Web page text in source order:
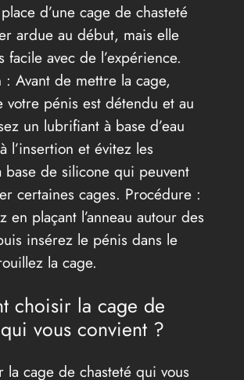
d’une cage de chasteté
ardue au début, mais elle
facile avec de l’expérience.
: Avant de mettre la cage,
votre pénis est détendu et au
un lubrifiant à base d’eau
l’insertion et évitez les
base de silicone qui peuvent
certaines cages. Procédure :
en plaçant l’anneau autour des
insérez le pénis dans le
la cage.
choisir la cage de
vous convient ?
la cage de chasteté qui vous